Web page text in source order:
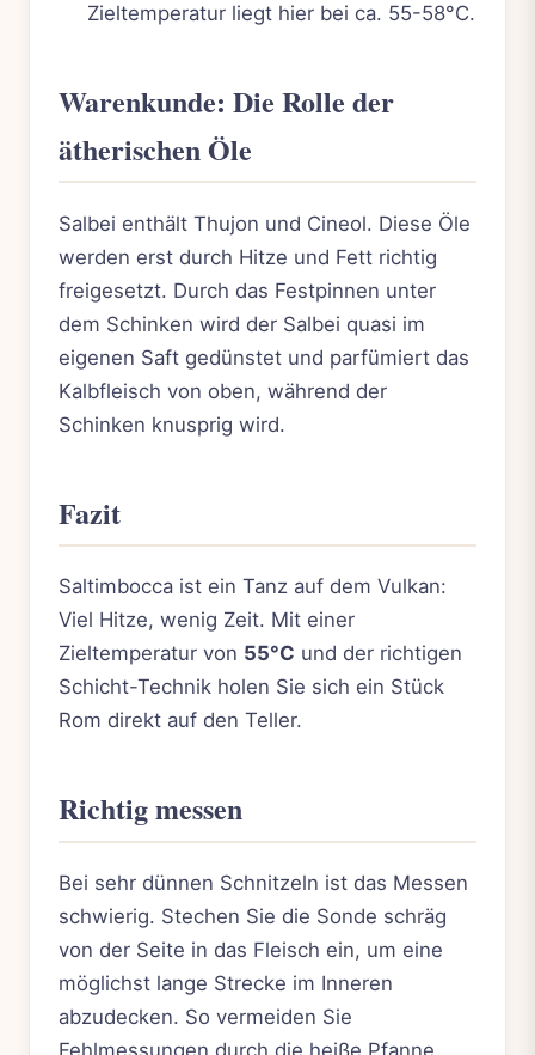
Zieltemperatur liegt hier bei ca. 55-58°C.
Warenkunde: Die Rolle der
ätherischen Öle
Salbei enthält Thujon und Cineol. Diese Öle
werden erst durch Hitze und Fett richtig
freigesetzt. Durch das Festpinnen unter
dem Schinken wird der Salbei quasi im
eigenen Saft gedünstet und parfümiert das
Kalbfleisch von oben, während der
Schinken knusprig wird.
Fazit
Saltimbocca ist ein Tanz auf dem Vulkan:
Viel Hitze, wenig Zeit. Mit einer
Zieltemperatur von 55°C und der richtigen
Schicht-Technik holen Sie sich ein Stück
Rom direkt auf den Teller.
Richtig messen
Bei sehr dünnen Schnitzeln ist das Messen
schwierig. Stechen Sie die Sonde schräg
von der Seite in das Fleisch ein, um eine
möglichst lange Strecke im Inneren
abzudecken. So vermeiden Sie
Fehlmessungen durch die heiße Pfanne